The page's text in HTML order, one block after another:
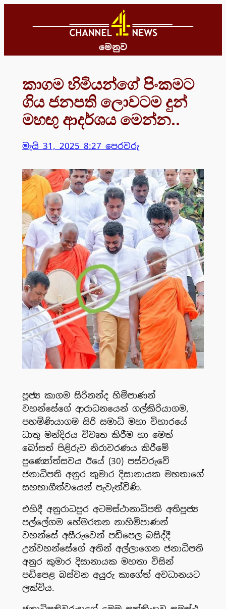
මෙනුව
කාගම හිමියන්ගේ පිංකමට
ගිය ජනපති ලොවටම දුන්
මහඟු ආදර්ශය මෙන්න..
මැයි 31, 2025 8:27 පෙරවරු
පූජ්‍ය කාගම සිරිනන්ද හිමිපාණන්
වහන්සේගේ ආරාධනයෙන් ගල්කිරියාගම,
පහමිණියාගම සිරි සමාධි මහා විහාරයේ
ධාතු මන්දිරය විවෘත කිරීම හා මෙත්
බෝසත් පිළිරුව නිරාවරණය කිරීමේ
පුණ්‍යෝත්සවය ඊයේ (30) පස්වරුවේ
ජනාධිපති අනුර කුමාර දිසානායක මහතාගේ
සහභාගීත්වයෙන් පැවැත්විණි.
එහිදී අනුරාධපුර අටමස්ථානාධිපති අතිපූජ්‍ය
පල්ලේගම හේමරතන නාහිමිපාණන්
වහන්සේ අසීරුවෙන් පඩිපෙල බසිද්දී
උන්වහන්සේගේ අතින් අල්ලාගෙන ජනාධිපති
අනුර කුමාර දිසානායක මහතා විසින්
පඩිපෙළ බස්වන අයුරු කාගේත් අවධානයට
ලක්විය.